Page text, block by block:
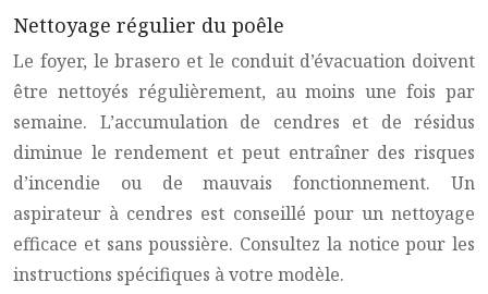
Nettoyage régulier du poêle
Le foyer, le brasero et le conduit d’évacuation doivent
être nettoyés régulièrement, au moins une fois par
semaine. L’accumulation de cendres et de résidus
diminue le rendement et peut entraîner des risques
d’incendie ou de mauvais fonctionnement. Un
aspirateur à cendres est conseillé pour un nettoyage
efficace et sans poussière. Consultez la notice pour les
instructions spécifiques à votre modèle.